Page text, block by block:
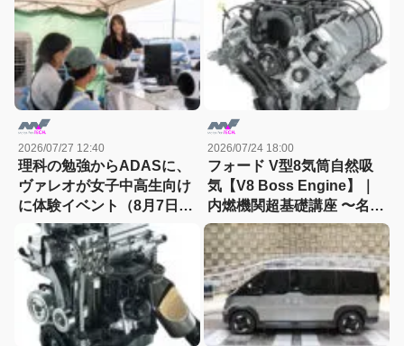
2026/07/27 12:40
理科の勉強からADASに、
ヴァレオが女子中高生向け
に体験イベント（8月7日締
切）
2026/07/24 18:00
フォード V型8気筒自然吸
気【V8 Boss Engine】｜
内燃機関超基礎講座 〜名作
エンジン図鑑